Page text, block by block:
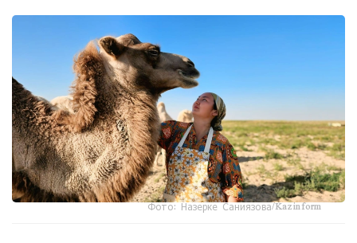
Фото: Назерке Саниязова/Kazinform